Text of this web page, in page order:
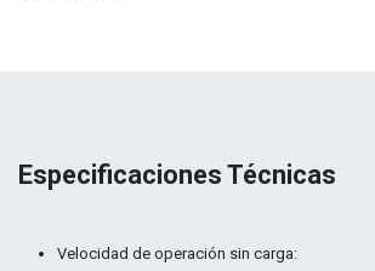
Especificaciones Técnicas
Velocidad de operación sin carga: